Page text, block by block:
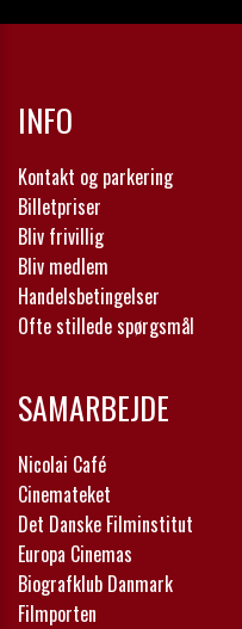
INFO
Kontakt og parkering
Billetpriser
Bliv frivillig
Bliv medlem
Handelsbetingelser
Ofte stillede spørgsmål
SAMARBEJDE
Nicolai Café
Cinemateket
Det Danske Filminstitut
Europa Cinemas
Biografklub Danmark
Filmporten